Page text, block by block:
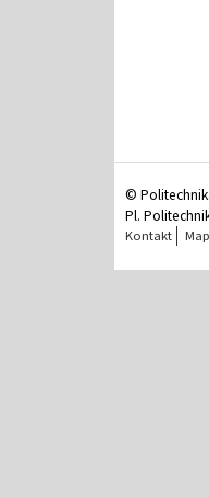
©
Pl.
Kontakt